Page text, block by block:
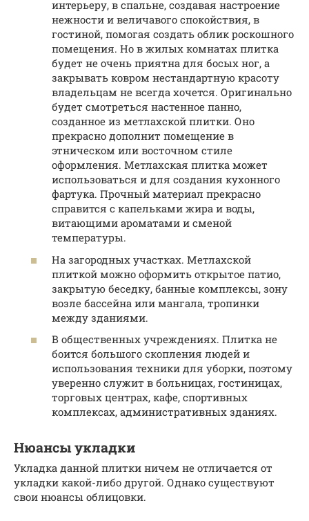
интерьеру, в спальне, создавая настроение
нежности и величавого спокойствия, в
гостиной, помогая создать облик роскошного
помещения. Но в жилых комнатах плитка
будет не очень приятна для босых ног, а
закрывать ковром нестандартную красоту
владельцам не всегда хочется. Оригинально
будет смотреться настенное панно,
созданное из метлахской плитки. Оно
прекрасно дополнит помещение в
этническом или восточном стиле
оформления. Метлахская плитка может
использоваться и для создания кухонного
фартука. Прочный материал прекрасно
справится с капельками жира и воды,
витающими ароматами и сменой
температуры.
На загородных участках. Метлахской
плиткой можно оформить открытое патио,
закрытую беседку, банные комплексы, зону
возле бассейна или мангала, тропинки
между зданиями.
В общественных учреждениях. Плитка не
боится большого скопления людей и
использования техники для уборки, поэтому
уверенно служит в больницах, гостиницах,
торговых центрах, кафе, спортивных
комплексах, административных зданиях.
Нюансы укладки
Укладка данной плитки ничем не отличается от
укладки какой-либо другой. Однако существуют
свои нюансы облицовки.